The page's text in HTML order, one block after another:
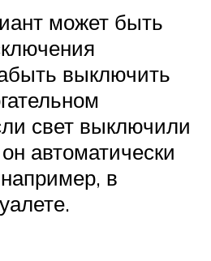
может быть
выключить
свет выключили
автоматически
в